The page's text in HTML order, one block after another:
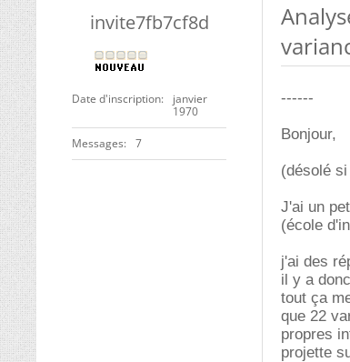
invite7fb7cf8d
Date d'inscription
janvier
1970
Messages 7
------
Bonjour,
(désolé
J'ai un
(école
j'ai des
il y a
tout ça
que 22
propres
projette